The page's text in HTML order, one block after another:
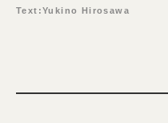
Text:Yukino Hirosawa